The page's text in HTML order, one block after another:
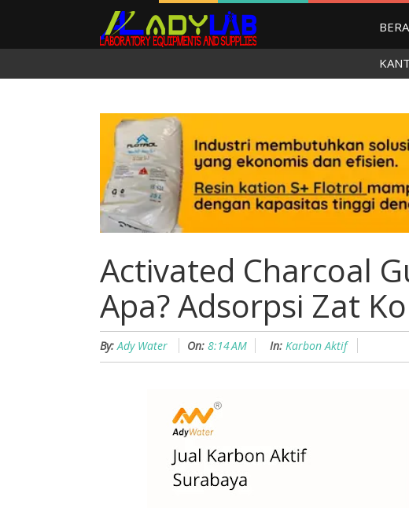
Activated Charcoal
Apa? Adsorpsi Zat
By: Ady Water On: 8:14 AM In: Karbon Aktif